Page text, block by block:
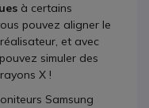
à certains
pouvez aligner le
et avec
simuler des
X !
Samsung